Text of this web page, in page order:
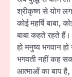
श्रीकृष्ण से योग
कोई महर्षि बाबा,
बाबा कहते रहते
हो मनुष्य भगवान
भगवती नहीं कह
आत्माओं का बाप है,